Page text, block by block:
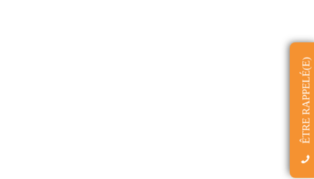
ÊTRE RAPPELÉ(E)